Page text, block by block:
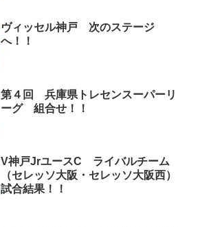
ヴィッセル神戸 次のステージ
へ！！
第４回 兵庫県トレセンスーパーリ
ーグ 組合せ！！
V神戸JrユースC ライバルチーム
（セレッソ大阪・セレッソ大阪西）
試合結果！！